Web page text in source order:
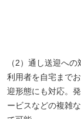
（2）通し送迎への
利用者を自宅まで
迎形態にも対応。
ービスなどの複雑